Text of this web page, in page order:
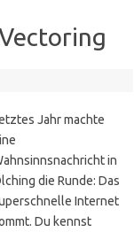
Jahr machte
in
die Runde: Das
Internet
Du kennst